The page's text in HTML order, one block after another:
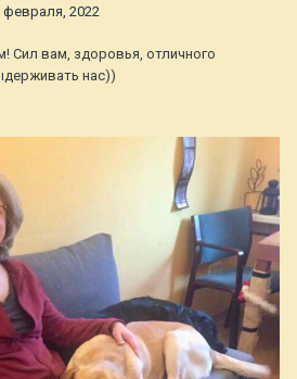
февраля, 2022
Сил вам, здоровья, отличного
нас))